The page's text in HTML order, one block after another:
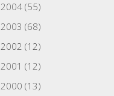
2004 (55)
2003 (68)
2002 (12)
2001 (12)
2000 (13)